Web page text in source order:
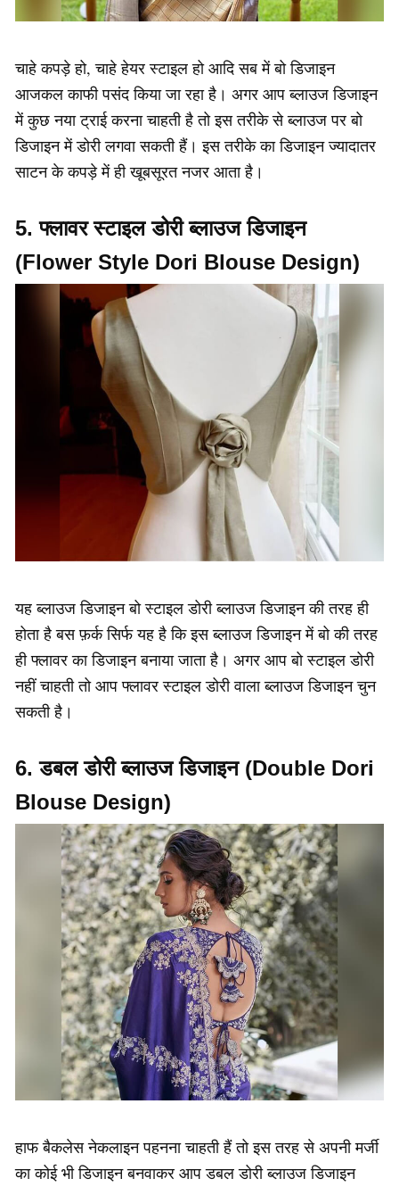
चाहे कपड़े हो, चाहे हेयर स्टाइल हो आदि सब में बो डिजाइन
आजकल काफी पसंद किया जा रहा है। अगर आप ब्लाउज डिजाइन
में कुछ नया ट्राई करना चाहती है तो इस तरीके से ब्लाउज पर बो
डिजाइन में डोरी लगवा सकती हैं। इस तरीके का डिजाइन ज्यादातर
साटन के कपड़े में ही खूबसूरत नजर आता है।
5. फ्लावर स्टाइल डोरी ब्लाउज डिजाइन
(Flower Style Dori Blouse Design)
यह ब्लाउज डिजाइन बो स्टाइल डोरी ब्लाउज डिजाइन की तरह ही
होता है बस फ़र्क सिर्फ यह है कि इस ब्लाउज डिजाइन में बो की तरह
ही फ्लावर का डिजाइन बनाया जाता है। अगर आप बो स्टाइल डोरी
नहीं चाहती तो आप फ्लावर स्टाइल डोरी वाला ब्लाउज डिजाइन चुन
सकती है।
6. डबल डोरी ब्लाउज डिजाइन (Double Dori
Blouse Design)
हाफ बैकलेस नेकलाइन पहनना चाहती हैं तो इस तरह से अपनी मर्जी
का कोई भी डिजाइन बनवाकर आप डबल डोरी ब्लाउज डिजाइन